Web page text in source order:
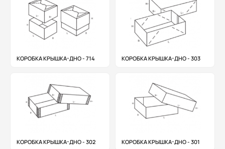
КОРОБКА КРЫШКА-ДНО - 714 КОРОБКА КРЫШКА-ДНО - 303
КОРОБКА КРЫШКА-ДНО - 302 КОРОБКА КРЫШКА-ДНО - 301